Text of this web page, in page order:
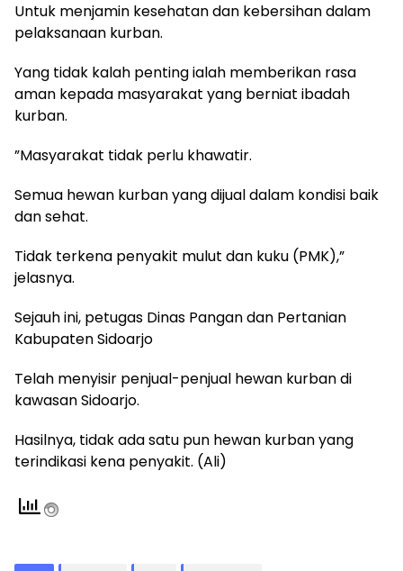
Untuk menjamin kesehatan dan kebersihan dalam
pelaksanaan kurban.
Yang tidak kalah penting ialah memberikan rasa
aman kepada masyarakat yang berniat ibadah
kurban.
”Masyarakat tidak perlu khawatir.
Semua hewan kurban yang dijual dalam kondisi baik
dan sehat.
Tidak terkena penyakit mulut dan kuku (PMK),”
jelasnya.
Sejauh ini, petugas Dinas Pangan dan Pertanian
Kabupaten Sidoarjo
Telah menyisir penjual-penjual hewan kurban di
kawasan Sidoarjo.
Hasilnya, tidak ada satu pun hewan kurban yang
terindikasi kena penyakit. (Ali)